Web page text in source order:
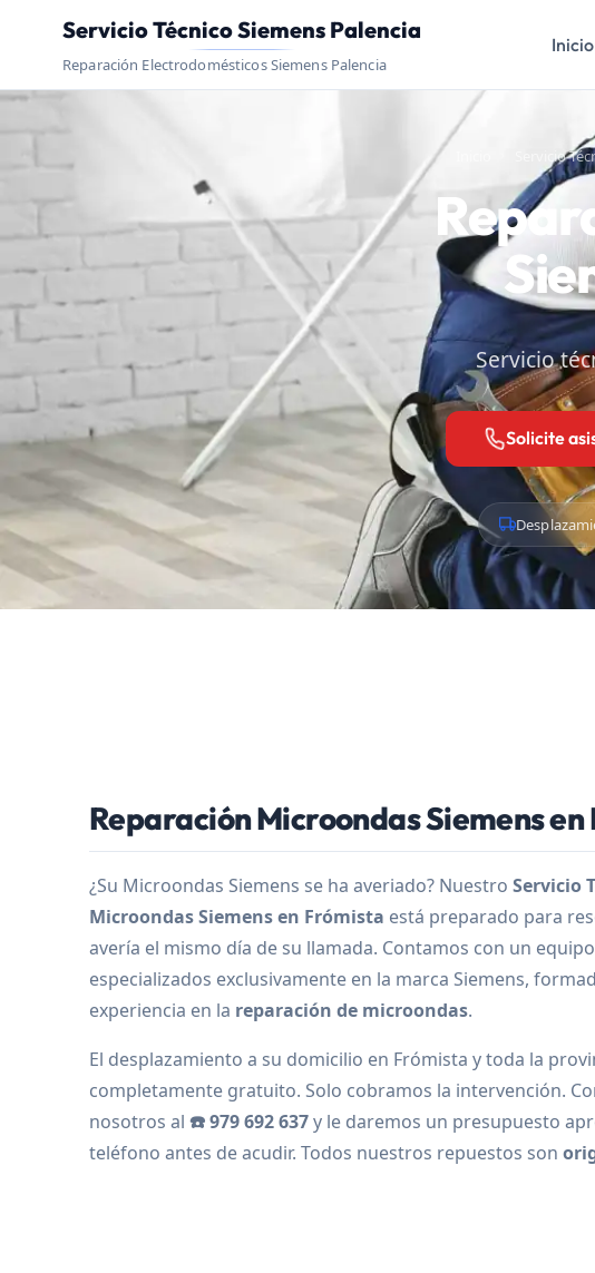
Servicio Técnico Siemens Palencia
Reparación Electrodomésticos Siemens Palencia
Inicio
Servicio
Servicio
Solicite
Reparación Microondas Siemens
¿Su Microondas Siemens se ha averiado? Nuestro Servicio
Microondas Siemens en Frómista está preparado para
avería el mismo día de su llamada. Contamos con un
especializados exclusivamente en la marca Siemens,
experiencia en la reparación de microondas.
El desplazamiento a su domicilio en Frómista y toda la
completamente gratuito. Solo cobramos la intervención.
nosotros al ☎️ 979 692 637y le daremos un presupuesto
teléfono antes de acudir. Todos nuestros repuestos son